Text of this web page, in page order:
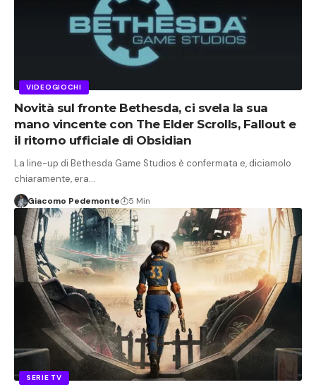
VIDEOGIOCHI
Novità sul fronte Bethesda, ci svela la sua
mano vincente con The Elder Scrolls, Fallout e
il ritorno ufficiale di Obsidian
La line-up di Bethesda Game Studios è confermata e, diciamolo
chiaramente, era…
Giacomo Pedemonte 5 Min
SERIE TV